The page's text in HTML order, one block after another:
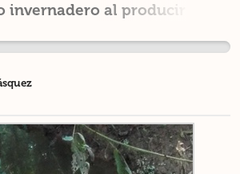
invernadero al producir estos